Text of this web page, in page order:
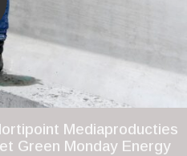
Mediaproducties
Green Monday Energy